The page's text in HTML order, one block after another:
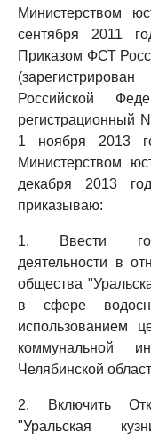
Министерством
сентября 2011
Приказом ФСТ
Российской
регистрационный
1 ноября 2013
Министерством
декабря 2013
приказываю:
1. Ввести
деятельности в
общества
в сфере
использованием
коммунальной
Челябинской
2. Включить
"Уральская